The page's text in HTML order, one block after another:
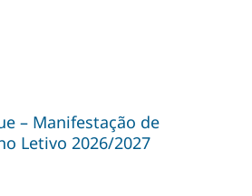
– Manifestação de
Letivo 2026/2027